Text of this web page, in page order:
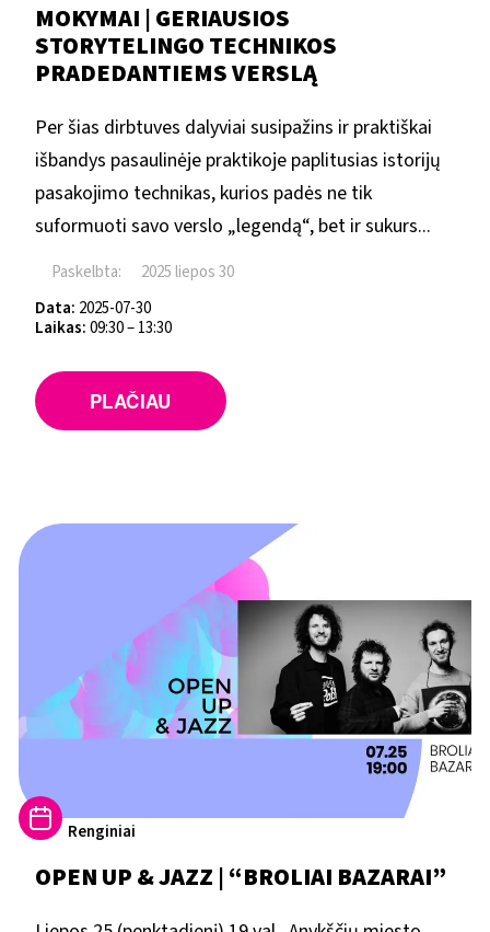
MOKYMAI | GERIAUSIOS
STORYTELINGO TECHNIKOS
PRADEDANTIEMS VERSLĄ
Per šias dirbtuves dalyviai susipažins ir praktiškai
išbandys pasaulinėje praktikoje paplitusias istorijų
pasakojimo technikas, kurios padės ne tik
suformuoti savo verslo „legendą“, bet ir sukurs...
Paskelbta:
2025 liepos 30
Data: 2025-07-30
Laikas:09:30 – 13:30
PLAČIAU
Renginiai
OPEN UP & JAZZ | “BROLIAI BAZARAI”